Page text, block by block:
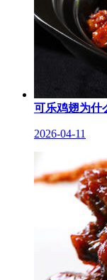
可乐鸡翅为什
2026-04-11